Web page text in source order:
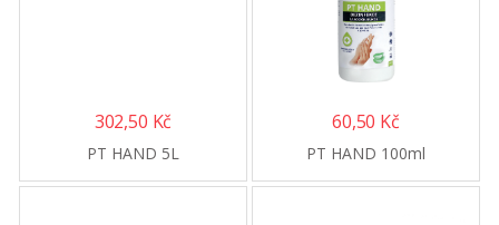
302,50 Kč
PT HAND 5L
60,50 Kč
PT HAND 100ml